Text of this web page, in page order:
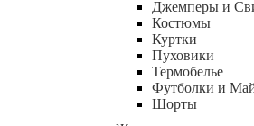
Джемперы и
Костюмы
Куртки
Пуховики
Термобелье
Футболки и
Шорты